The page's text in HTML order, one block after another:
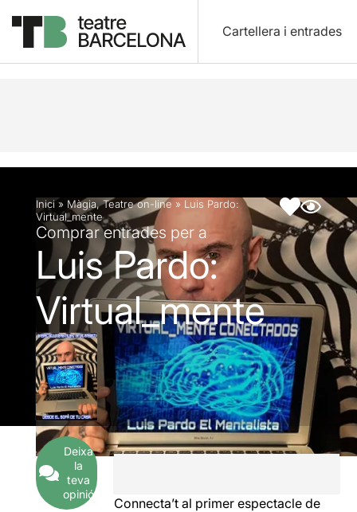
Cartellera i entrades
Descripció Fitxa artística Articles
Inici» Màgia,Teatre on-line » Luis Pardo:
Virtual_mente
Comprar entrades per a
Luis Pardo:
Virtual_mente
Deixa
la
teva
opinió
Connecta’t al primer espectacle de